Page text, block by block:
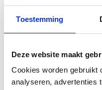
Toestemming
Deze website maakt
Cookies worden gebruikt
analyseren, advertenties
WTW Filters
onderhoud
De WTW filters van
eenvoudig zelf
plaatsen. Bekijk
WTW filter te